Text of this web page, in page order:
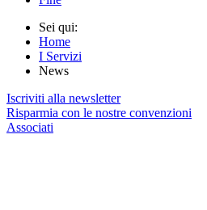
Sei qui:
Home
I Servizi
News
Iscriviti alla newsletter
Risparmia con le nostre convenzioni
Associati